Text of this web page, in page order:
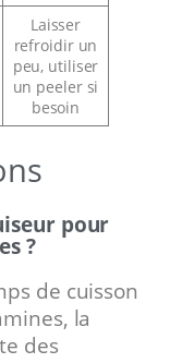
Laisser
refroidir un
peu, utiliser
un peeler si
besoin
pour
?
de cuisson
la
des